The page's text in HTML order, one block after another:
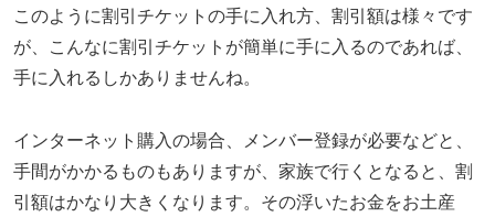
このように割引チケットの手に入れ方、割引額は様々です
が、こんなに割引チケットが簡単に手に入るのであれば、
手に入れるしかありませんね。
インターネット購入の場合、メンバー登録が必要などと、
手間がかかるものもありますが、家族で行くとなると、割
引額はかなり大きくなります。その浮いたお金をお土産